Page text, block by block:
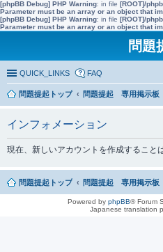
[phpBB Debug] PHP Warning: in file [ROOT]/
Parameter must be an array or an object that
[phpBB Debug] PHP Warning: in file [ROOT]/
Parameter must be an array or an object that
問題
QUICK_LINKS FAQ
問題提起トップ
問題提起 専用掲示板
インフォメーション
現在、新しいアカウントを作成すること
問題提起トップ 問題提起 専用掲示板
Powered by phpBB® Forum
Japanese translation